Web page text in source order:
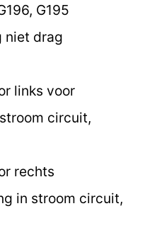
G195
niet drag
links voor
circuit,
rechts
in stroom circuit,